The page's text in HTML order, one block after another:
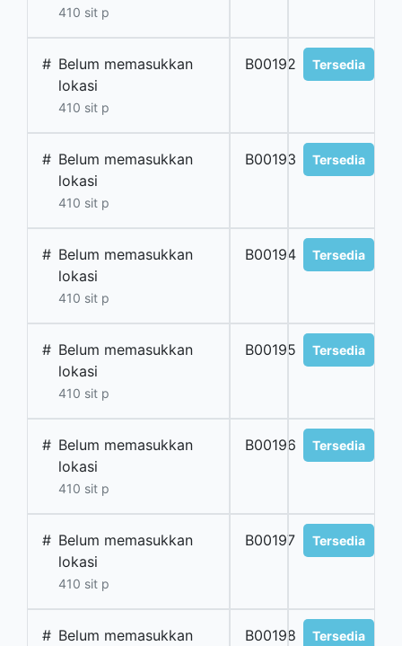
410 sit p
# Belum memasukkan
lokasi
410 sit p
B00192 Tersedia
# Belum memasukkan
lokasi
410 sit p
B00193 Tersedia
# Belum memasukkan
lokasi
410 sit p
B00194 Tersedia
# Belum memasukkan
lokasi
410 sit p
B00195 Tersedia
# Belum memasukkan
lokasi
410 sit p
B00196 Tersedia
# Belum memasukkan
lokasi
410 sit p
B00197 Tersedia
# Belum memasukkan
B00198 Tersedia